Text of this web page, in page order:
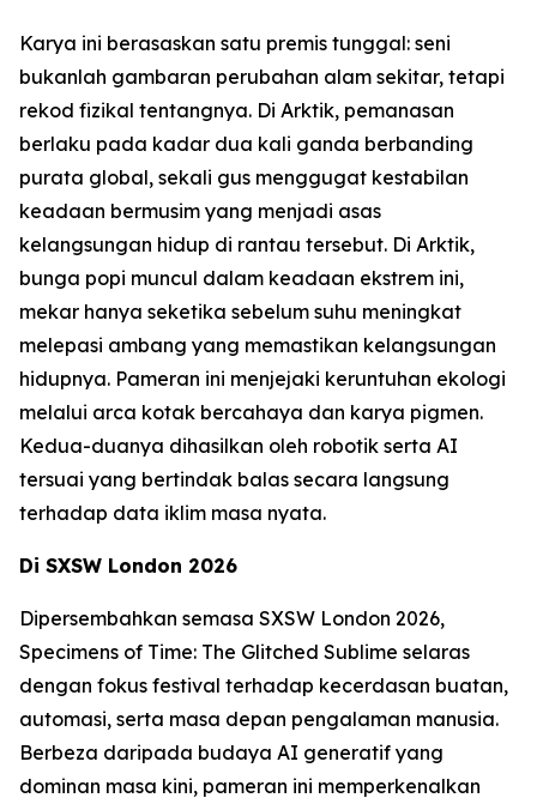
Karya ini berasaskan satu premis tunggal: seni
bukanlah gambaran perubahan alam sekitar, tetapi
rekod fizikal tentangnya. Di Arktik, pemanasan
berlaku pada kadar dua kali ganda berbanding
purata global, sekali gus menggugat kestabilan
keadaan bermusim yang menjadi asas
kelangsungan hidup di rantau tersebut. Di Arktik,
bunga popi muncul dalam keadaan ekstrem ini,
mekar hanya seketika sebelum suhu meningkat
melepasi ambang yang memastikan kelangsungan
hidupnya. Pameran ini menjejaki keruntuhan ekologi
melalui arca kotak bercahaya dan karya pigmen.
Kedua-duanya dihasilkan oleh robotik serta AI
tersuai yang bertindak balas secara langsung
terhadap data iklim masa nyata.
Di SXSW London 2026
Dipersembahkan semasa SXSW London 2026,
Specimens of Time: The Glitched Sublime selaras
dengan fokus festival terhadap kecerdasan buatan,
automasi, serta masa depan pengalaman manusia.
Berbeza daripada budaya AI generatif yang
dominan masa kini, pameran ini memperkenalkan